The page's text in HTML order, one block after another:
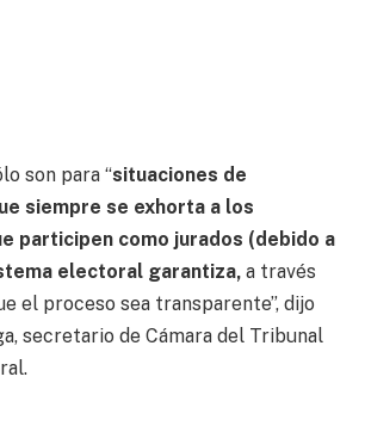
son para “situaciones de
siempre se exhorta a los
participen como jurados (debido a
electoral garantiza, a través
el proceso sea transparente”, dijo
secretario de Cámara del Tribunal